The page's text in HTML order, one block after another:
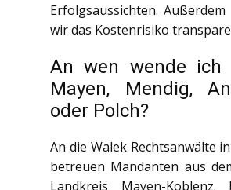
Erfolgsaussichten. Außerdem
wir das Kostenrisiko
An wen wende ich
Mayen, Mendig,
oder Polch?
An die Walek Rechtsanwälte
betreuen Mandanten aus
Landkreis Mayen-